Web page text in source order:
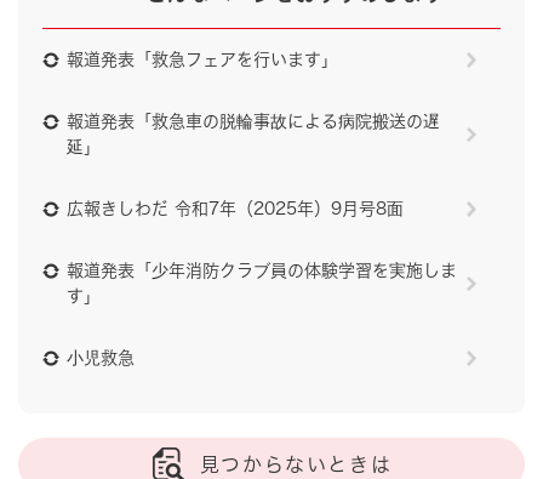
報道発表「救急フェアを行います」
報道発表「救急車の脱輪事故による病院搬送の遅
延」
広報きしわだ 令和7年（2025年）9月号8面
報道発表「少年消防クラブ員の体験学習を実施しま
す」
小児救急
見つからないときは